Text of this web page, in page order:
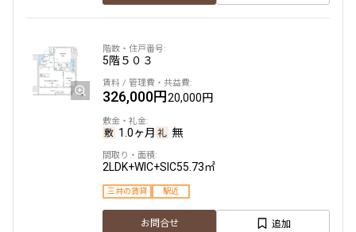
5階５０３
326,000円20,000円
1.0ヶ月 無
2LDK+WIC+SIC55.73㎡
三井の賃貸 駅近
お問合せ 追加